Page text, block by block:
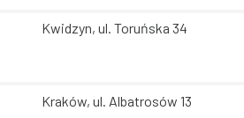
Kwidzyn, ul. Toruńska 34
Kraków, ul. Albatrosów 13